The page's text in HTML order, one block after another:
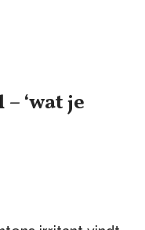
‘wat je